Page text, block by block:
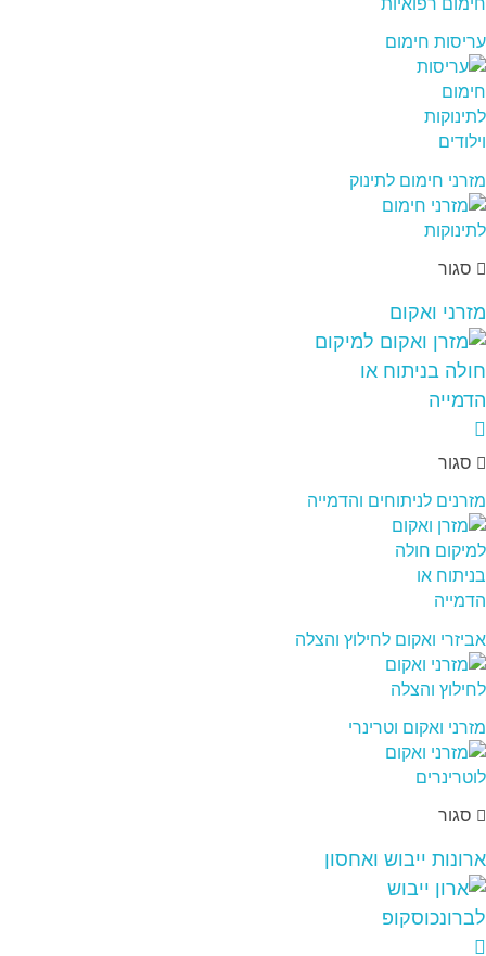
עריסות חימום
מזרני חימום לתינוק
סגור
מזרני ואקום
סגור
מזרנים לניתוחים והדמייה
אביזרי ואקום לחילוץ והצלה
מזרני ואקום וטרינרי
סגור
ארונות ייבוש ואחסון